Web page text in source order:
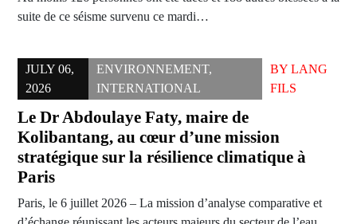
suite de ce séisme survenu ce mardi…
JULY 06,
2026
ENVIRONNEMENT,
INTERNATIONAL
BY LANG
FILS
Le Dr Abdoulaye Faty, maire de
Kolibantang, au cœur d’une mission
stratégique sur la résilience climatique à
Paris
Paris, le 6 juillet 2026 – La mission d’analyse comparative et